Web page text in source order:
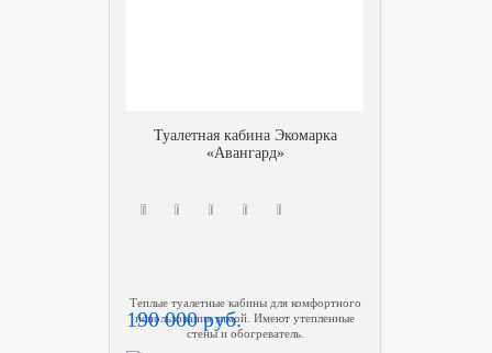
Туалетная кабина Экомарка
«Авангард»
Теплые туалетные кабины для комфортного
использования зимой. Имеют утепленные
стены и обогреватель.
190 000 руб.